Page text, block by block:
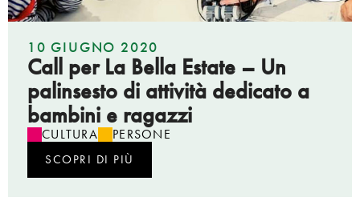
10 GIUGNO 2020
Call per La Bella Estate – Un
palinsesto di attività dedicato a
bambini e ragazzi
CULTURA PERSONE
SCOPRI DI PIÙ